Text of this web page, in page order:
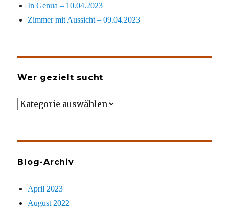
In Genua – 10.04.2023
Zimmer mit Aussicht – 09.04.2023
Wer gezielt sucht
Wer
Blog-Archiv
April 2023
August 2022